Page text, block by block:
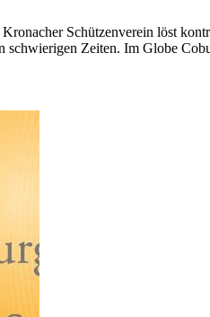
Schützenverein löst
Zeiten. Im Globe